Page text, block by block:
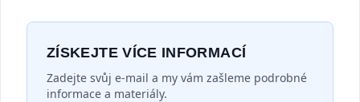
ZÍSKEJTE VÍCE INFORMACÍ
Zadejte svůj e-mail a my vám zašleme podrobné
informace a materiály.